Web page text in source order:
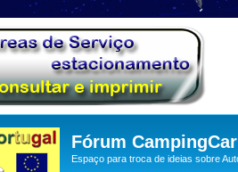
Fórum
Espaço para troca de ideias sobre